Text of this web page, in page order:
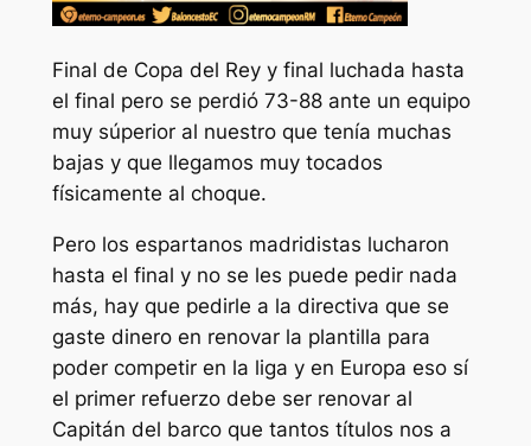
Final de Copa del Rey y final luchada hasta
el final pero se perdió 73-88 ante un equipo
muy súperior al nuestro que tenía muchas
bajas y que llegamos muy tocados
físicamente al choque.
Pero los espartanos madridistas lucharon
hasta el final y no se les puede pedir nada
más, hay que pedirle a la directiva que se
gaste dinero en renovar la plantilla para
poder competir en la liga y en Europa eso sí
el primer refuerzo debe ser renovar al
Capitán del barco que tantos títulos nos a